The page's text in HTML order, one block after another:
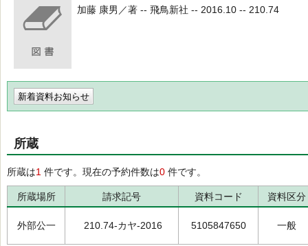
加藤 康男／著 -- 飛鳥新社 -- 2016.10 -- 210.74
新着資料お知らせ
所蔵
所蔵は1 件です。現在の予約件数は0 件です。
所蔵場所 請求記号 資料コード 資料区分
外部公一 210.74-カヤ-2016 5105847650 一般